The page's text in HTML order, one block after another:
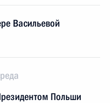
Васильевой
Польши